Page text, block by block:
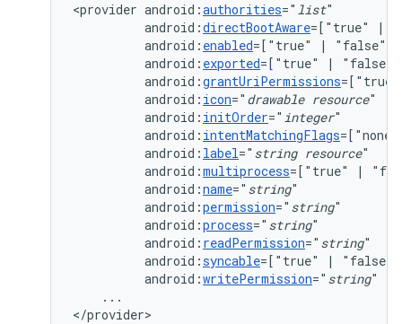
<provider android:authorities=" list
android:directBootAware=["true"
|
android: enabled=["true" |
android: exported=["true" |
android:grantUriPermissions=["true"
android: icon=" drawable resource
android: initOrder=" integer
android: intentMatchingFlags=["none"
android: label=" string resource
android:multiprocess=["true"
|
android:name=" string
android:permission=" string
android:process=" string
android: readPermission=" string
android:syncable=["true" |
android:writePermission=" string"
...
</provider>